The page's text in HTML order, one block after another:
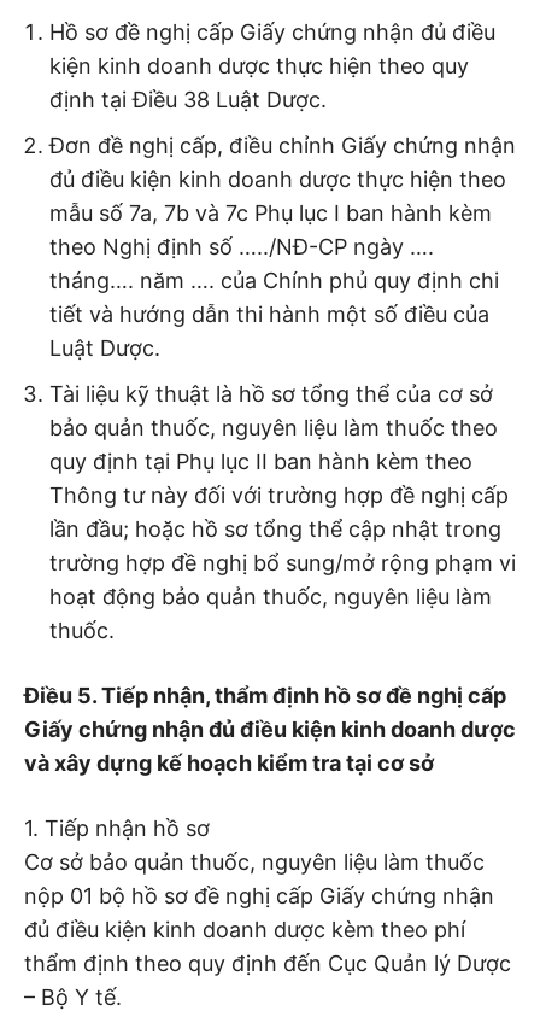
Hồ sơ đề nghị cấp Giấy chứng nhận đủ điều
kiện kinh doanh dược thực hiện theo quy
định tại Điều 38 Luật Dược.
Đơn đề nghị cấp, điều chỉnh Giấy chứng nhận
đủ điều kiện kinh doanh dược thực hiện theo
mẫu số 7a, 7b và 7c Phụ lục I ban hành kèm
theo Nghị định số …../NĐ-CP ngày ….
tháng…. năm …. của Chính phủ quy định chi
tiết và hướng dẫn thi hành một số điều của
Luật Dược.
Tài liệu kỹ thuật là hồ sơ tổng thể của cơ sở
bảo quản thuốc, nguyên liệu làm thuốc theo
quy định tại Phụ lục II ban hành kèm theo
Thông tư này đối với trường hợp đề nghị cấp
lần đầu; hoặc hồ sơ tổng thể cập nhật trong
trường hợp đề nghị bổ sung/mở rộng phạm vi
hoạt động bảo quản thuốc, nguyên liệu làm
thuốc.
Điều 5.Tiếp nhận, thẩm định hồ sơ đề nghị cấp
Giấy chứng nhận đủ điều kiện kinh doanhdược
và xây dựng kế hoạch kiểm tra tại cơ sở
1. Tiếp nhận hồ sơ
Cơ sở bảo quản thuốc, nguyên liệu làm thuốc
nộp 01 bộ hồ sơ đề nghị cấp Giấy chứng nhận
đủ điều kiện kinh doanh dược kèm theo phí
thẩm định theo quy định đến Cục Quản lý Dược
– Bộ Y tế.